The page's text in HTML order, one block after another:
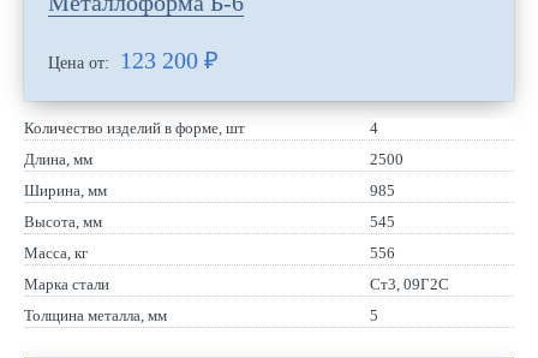
Цена от: 123 200 ₽
Количество изделий в форме, шт
4
Длина, мм
2500
Ширина, мм
985
Высота, мм
545
Масса, кг
556
Марка стали
Ст3, 09Г2С
Толщина металла, мм
5